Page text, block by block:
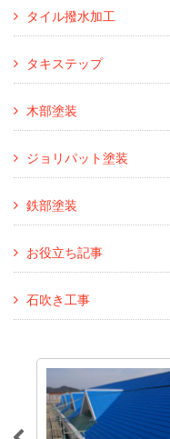
タイル撥水加工
タキステップ
木部塗装
ジョリパット塗装
鉄部塗装
お役立ち記事
石吹き工事